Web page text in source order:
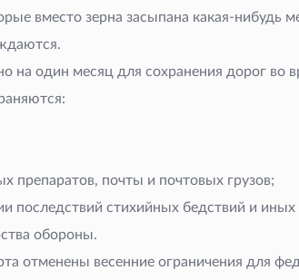
вместо зерна засыпана какая-нибудь
на один месяц для сохранения дорог во
препаратов, почты и почтовых грузов;
последствий стихийных бедствий и
обороны.
отменены весенние ограничения для